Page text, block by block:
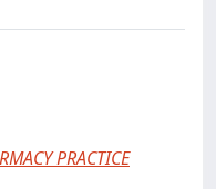
PRACTICE